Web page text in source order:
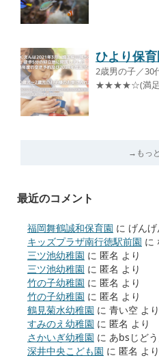
ひより保
2歳男の子／30
★★★★☆(満足)
→もっ
最近のコメント
福岡舞鶴誠和保育園 に げんげ
キッズプラザ南行徳駅前園 に
三ツ池幼稚園 に 匿名 より
三ツ池幼稚園 に 匿名 より
竹の子幼稚園 に 匿名 より
竹の子幼稚園 に 匿名 より
鶴見菊水幼稚園 に 青い空 より
すみのえ幼稚園 に 匿名 より
さかいぎ幼稚園 に あbsじど
深井中央こども園 に 匿名 より